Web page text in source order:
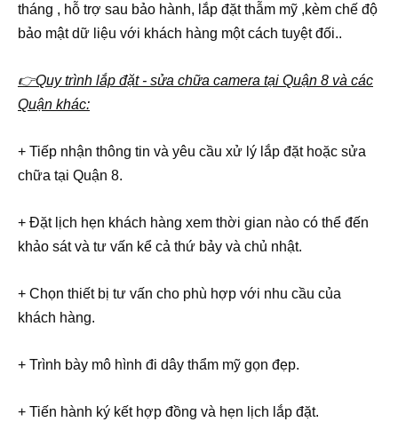
tháng , hỗ trợ sau bảo hành, lắp đặt thẫm mỹ ,kèm chế độ
bảo mật dữ liệu với khách hàng một cách tuyệt đối..
👉Quy trình lắp đặt - sửa chữa camera tại Quận 8 và các
Quận khác:
+ Tiếp nhận thông tin và yêu cầu xử lý lắp đặt hoặc sửa
chữa tại Quận 8.
+ Đặt lịch hẹn khách hàng xem thời gian nào có thể đến
khảo sát và tư vấn kể cả thứ bảy và chủ nhật.
+ Chọn thiết bị tư vấn cho phù hợp với nhu cầu của
khách hàng.
+ Trình bày mô hình đi dây thẩm mỹ gọn đẹp.
+ Tiến hành ký kết hợp đồng và hẹn lịch lắp đặt.